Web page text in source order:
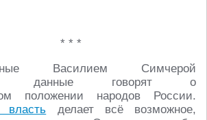
* * *
Василием Симчерой
данные говорят о
положении народов России.
власть делает всё возможное,